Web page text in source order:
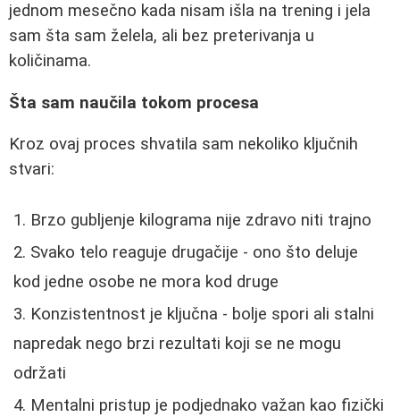
jednom mesečno kada nisam išla na trening i jela
sam šta sam želela, ali bez preterivanja u
količinama.
Šta sam naučila tokom procesa
Kroz ovaj proces shvatila sam nekoliko ključnih
stvari:
Brzo gubljenje kilograma nije zdravo niti trajno
Svako telo reaguje drugačije - ono što deluje
kod jedne osobe ne mora kod druge
Konzistentnost je ključna - bolje spori ali stalni
napredak nego brzi rezultati koji se ne mogu
održati
Mentalni pristup je podjednako važan kao fizički